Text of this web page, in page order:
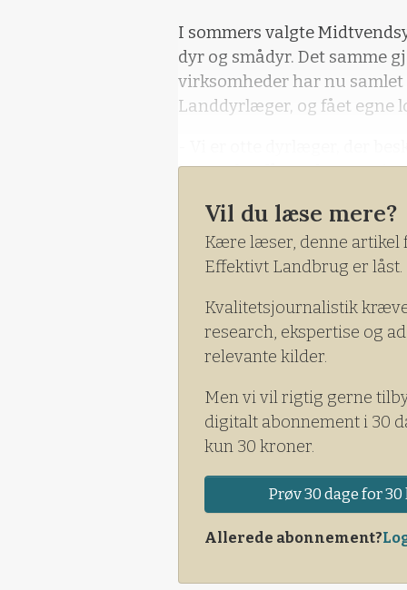
I sommers valgte
dyr og smådyr. Det samme
virksomheder har nu
Landdyrlæger, og fået egne
heste plus får, geder og
Vil du læse mere?
Kære læser, denne artikel
Effektivt Landbrug er låst.
Kvalitetsjournalistik
research, ekspertise og
relevante kilder.
Men vi vil rigtig gerne
digitalt abonnement i 30
kun 30 kroner.
Prøv 30 dage for
Allerede abonnement?